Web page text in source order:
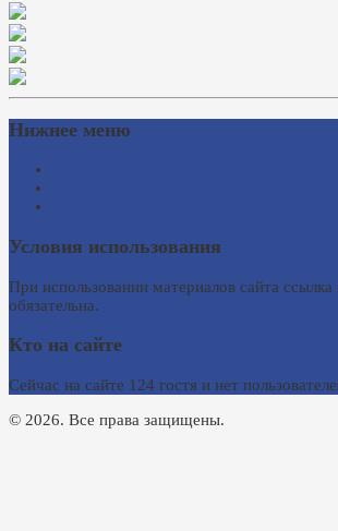
Нижнее меню
Условия использования
При использовании материалов сайта ссылка
обязательна.
Кто на сайте
Сейчас на сайте 124 гостя и нет
© 2026. Все права защищены.